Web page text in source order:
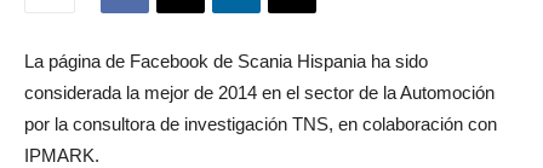
La página de Facebook de Scania Hispania ha sido
considerada la mejor de 2014 en el sector de la Automoción
por la consultora de investigación TNS, en colaboración con
IPMARK.